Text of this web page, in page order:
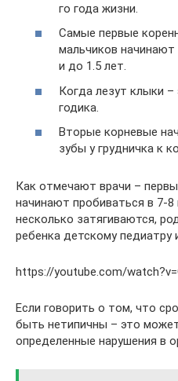
го года жизни.
Самые первые
мальчиков начинают
и до 1.5 лет.
Когда лезут клыки –
годика.
Вторые корневые
зубы у грудничка к
Как отмечают врачи –
начинают пробиваться в 7-8
несколько затягиваются,
ребенка детскому педиатру
https://youtube.com/
Если говорить о том, что
быть нетипичны – это
определенные нарушения в